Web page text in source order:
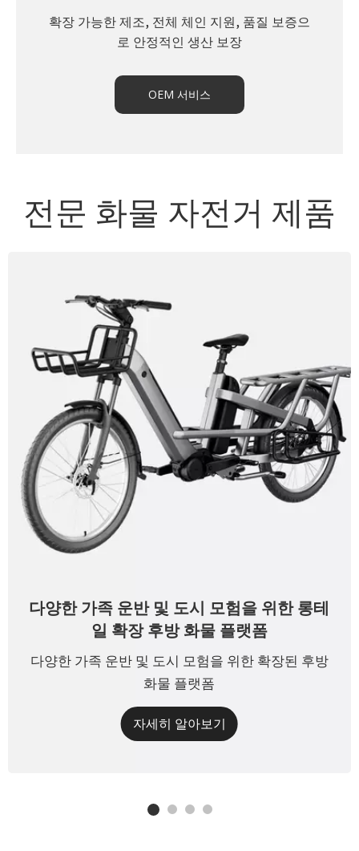
확장 가능한 제조, 전체 체인 지원, 품질 보증으
로 안정적인 생산 보장
OEM 서비스
전문 화물 자전거 제품
다양한 가족 운반 및 도시 모험을 위한 롱테
일 확장 후방 화물 플랫폼
다양한 가족 운반 및 도시 모험을 위한 확장된 후방
화물 플랫폼
자세히 알아보기